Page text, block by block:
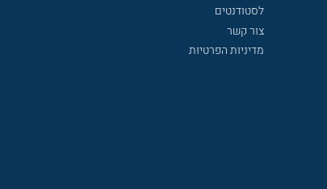
לסטודנטים
צור קשר
מדיניות הפרטיות